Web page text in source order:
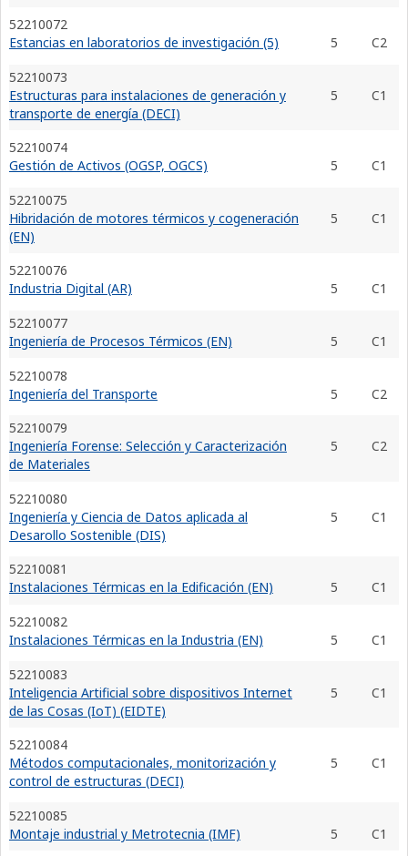
52210072
Estancias en laboratorios de investigación (5)
5
C2
52210073
Estructuras para instalaciones de generación y
transporte de energía (DECI)
5 C1
52210074
Gestión de Activos (OGSP, OGCS)
5
C1
52210075
Hibridación de motores térmicos y cogeneración
(EN)
5 C1
52210076
Industria Digital (AR)
5
C1
52210077
Ingeniería de Procesos Térmicos (EN)
5
C1
52210078
Ingeniería del Transporte
5
C2
52210079
Ingeniería Forense: Selección y Caracterización
de Materiales
5 C2
52210080
Ingeniería y Ciencia de Datos aplicada al
Desarollo Sostenible (DIS)
5 C1
52210081
Instalaciones Térmicas en la Edificación (EN)
5
C1
52210082
Instalaciones Térmicas en la Industria (EN)
5
C1
52210083
Inteligencia Artificial sobre dispositivos Internet
de las Cosas (IoT) (EIDTE)
5 C1
52210084
Métodos computacionales, monitorización y
control de estructuras (DECI)
5 C1
52210085
Montaje industrial y Metrotecnia (IMF)
5 C1